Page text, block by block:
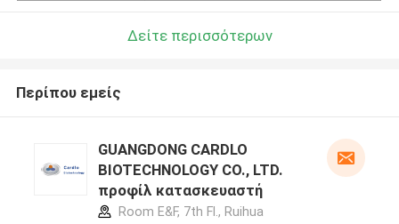
Δείτε περισσότερων
Περίπου εμείς
GUANGDONG CARDLO
BIOTECHNOLOGY CO., LTD.
προφίλ κατασκευαστή
Room E&F, 7th Fl., Ruihua